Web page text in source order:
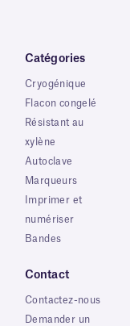
Catégories
Cryogénique
Flacon congelé
Résistant au
xylène
Autoclave
Marqueurs
Imprimer et
numériser
Bandes
Contact
Contactez-nous
Demander un